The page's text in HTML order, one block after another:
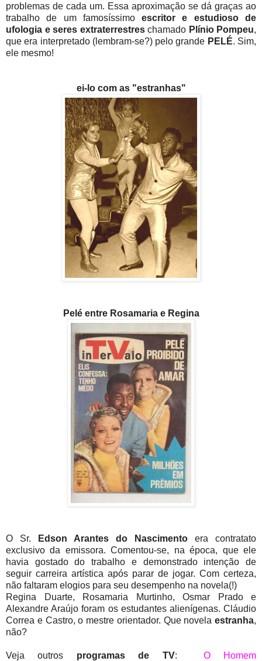
problemas de cada um. Essa aproximação se dá graças ao
trabalho de um famosíssimoescritor e estudioso de
ufologia e seres extraterrestreschamado Plínio Pompeu,
que era interpretado (lembram-se?) pelo grande PELÉ. Sim,
ele mesmo!
ei-lo com as "estranhas"
Pelé entre Rosamaria e Regina
O Sr. Edson Arantes do Nascimento era contratato
exclusivo da emissora. Comentou-se, na época, que ele
havia gostado do trabalho e demonstrado intenção de
seguir carreira artística após parar de jogar. Com certeza,
não faltaram elogios para seu desempenho na novela(!)
Regina Duarte, Rosamaria Murtinho, Osmar Prado e
Alexandre Araújo foram os estudantes alienígenas. Cláudio
Correa e Castro, o mestre orientador. Que novela estranha,
não?
Veja outros programas de TV: O Homem